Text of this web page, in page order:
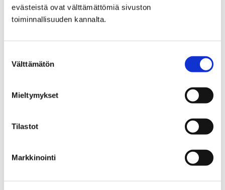
evästeistä ovat välttämättömiä sivuston
toiminnallisuuden kannalta.
valinta
Välttämätön
Mieltymykset
Tilastot
Markkinointi
Sisällön näkeminen vaatii
evästeiden hyväksymisen.